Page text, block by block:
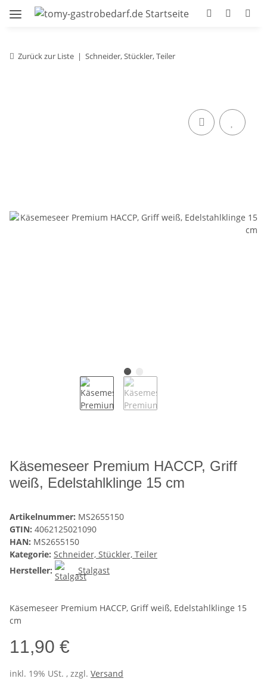
Zurück zur Liste Schneider, Stückler, Teiler
Käsemeseer Premium HACCP, Griff
weiß, Edelstahlklinge 15 cm
Artikelnummer: MS2655150
GTIN: 4062125021090
HAN: MS2655150
Kategorie: Schneider, Stückler, Teiler
Hersteller:
Stalgast
Käsemeseer Premium HACCP, Griff weiß, Edelstahlklinge 15
cm
11,90 €
inkl. 19% USt. , zzgl. Versand